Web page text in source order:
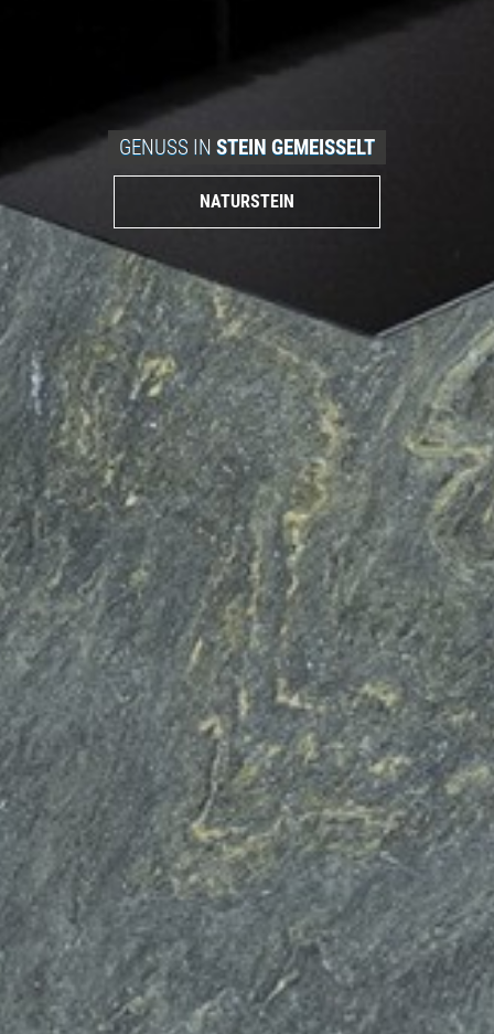
GENUSS IN STEIN GEMEISSELT
NATURSTEIN